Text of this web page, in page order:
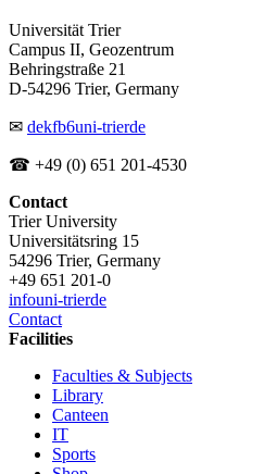
Universität Trier
Campus II, Geozentrum
Behringstraße 21
D-54296 Trier, Germany
✉ dekfb6uni-trierde
☎ +49 (0) 651 201-4530
Contact
Trier University
Universitätsring 15
54296 Trier, Germany
+49 651 201-0
infouni-trierde
Contact
Facilities
Faculties & Subjects
Library
Canteen
IT
Sports